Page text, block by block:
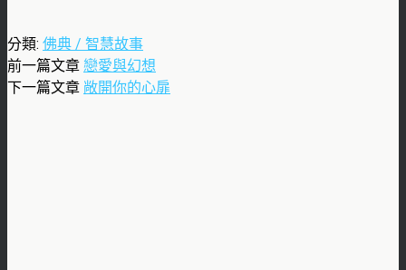
分類: 佛典 / 智慧故事
前一篇文章 戀愛與幻想
下一篇文章 敞開你的心扉